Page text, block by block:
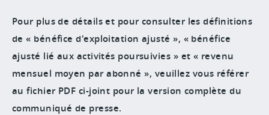
Pour plus de détails et pour consulter les définitions
de « bénéfice d'exploitation ajusté », « bénéfice
ajusté lié aux activités poursuivies » et « revenu
mensuel moyen par abonné», veuillez vous référer
au fichier PDF ci-joint pour la version complète du
communiqué de presse.